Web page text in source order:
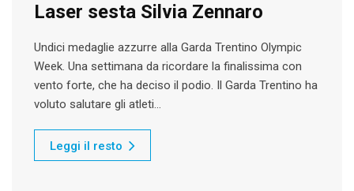
Laser sesta Silvia Zennaro
Undici medaglie azzurre alla Garda Trentino Olympic
Week. Una settimana da ricordare la finalissima con
vento forte, che ha deciso il podio. Il Garda Trentino ha
voluto salutare gli atleti…
Leggi il resto